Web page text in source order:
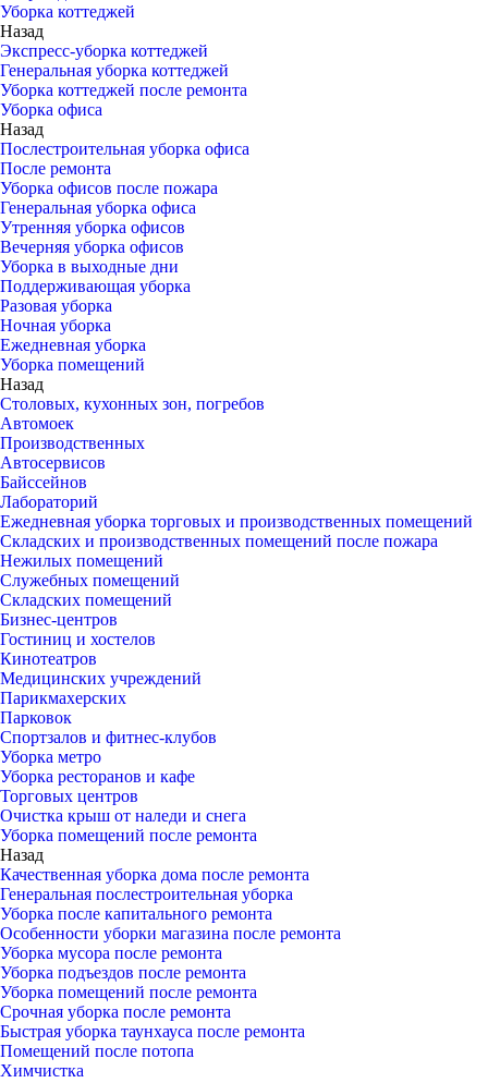
Уборка коттеджей
Назад
Экспресс-уборка коттеджей
Генеральная уборка коттеджей
Уборка коттеджей после ремонта
Уборка офиса
Назад
Послестроительная уборка офиса
После ремонта
Уборка офисов после пожара
Генеральная уборка офиса
Утренняя уборка офисов
Вечерняя уборка офисов
Уборка в выходные дни
Поддерживающая уборка
Разовая уборка
Ночная уборка
Ежедневная уборка
Уборка помещений
Назад
Столовых, кухонных зон, погребов
Автомоек
Производственных
Автосервисов
Байссейнов
Лабораторий
Ежедневная уборка торговых и производственных помещений
Складских и производственных помещений после пожара
Нежилых помещений
Служебных помещений
Складских помещений
Бизнес-центров
Гостиниц и хостелов
Кинотеатров
Медицинских учреждений
Парикмахерских
Парковок
Спортзалов и фитнес-клубов
Уборка метро
Уборка ресторанов и кафе
Торговых центров
Очистка крыш от наледи и снега
Уборка помещений после ремонта
Назад
Качественная уборка дома после ремонта
Генеральная послестроительная уборка
Уборка после капитального ремонта
Особенности уборки магазина после ремонта
Уборка мусора после ремонта
Уборка подъездов после ремонта
Уборка помещений после ремонта
Срочная уборка после ремонта
Быстрая уборка таунхауса после ремонта
Помещений после потопа
Химчистка